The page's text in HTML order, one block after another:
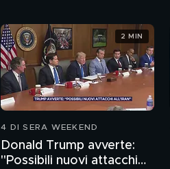
4 DI SERA WEEKEND
Donald Trump avverte:
"Possibili nuovi attacchi
2 MIN